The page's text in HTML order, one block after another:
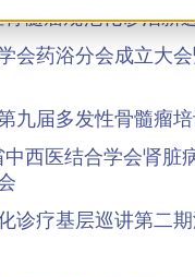
髓瘤规范化诊治新
会药浴分会成立大
九届多发性骨髓瘤
西医结合学会肾脏
诊疗基层巡讲第二